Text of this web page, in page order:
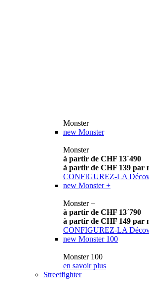
Monster
new Monster
Monster
à partir de CHF 13´490
à partir de CHF 139 par
CONFIGUREZ-LA
new Monster +
Monster +
à partir de CHF 13´790
à partir de CHF 149 par
CONFIGUREZ-LA
new Monster 100
Monster 100
en savoir plus
Streetfighter